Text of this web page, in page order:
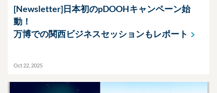
[Newsletter]日本初のpDOOHキャンペーン始
動！
万博での関西ビジネスセッションもレポート
Oct 22, 2025